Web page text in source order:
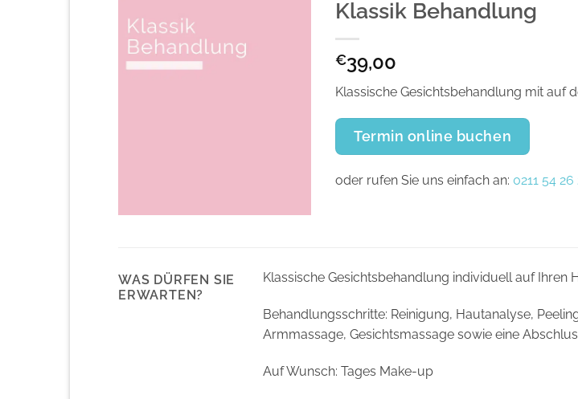
Klassik Behandlung
€39,00
Klassische Gesichtsbehandlung mit auf
Termin online buchen
oder rufen Sie uns einfach an: 0211 54 26
WAS DÜRFEN SIE
ERWARTEN?
Klassische Gesichtsbehandlung individuell auf Ihren
Behandlungsschritte: Reinigung, Hautanalyse,
Armmassage, Gesichtsmassage sowie eine
Auf Wunsch: Tages Make-up